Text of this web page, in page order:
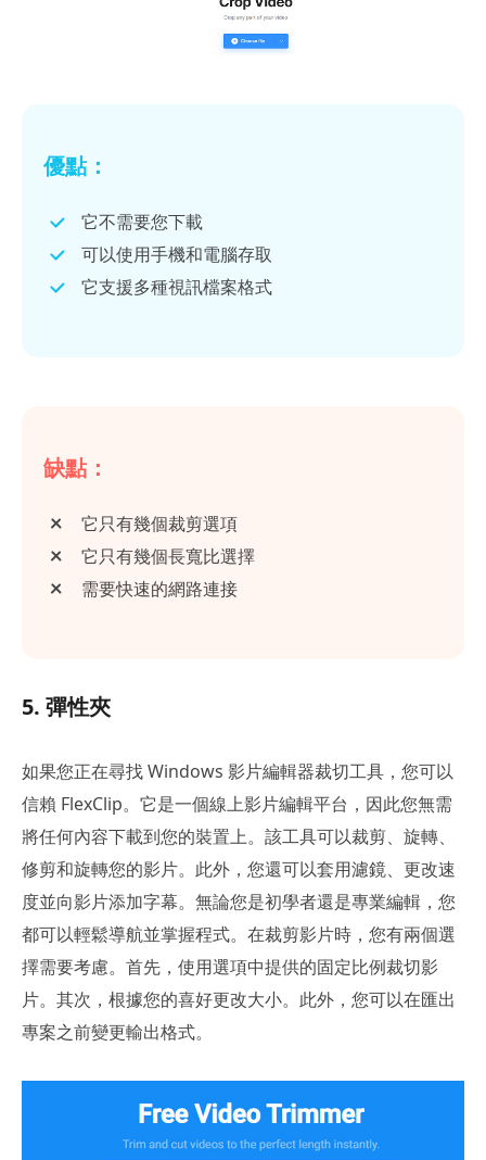
優點：
它不需要您下載
可以使用手機和電腦存取
它支援多種視訊檔案格式
缺點：
它只有幾個裁剪選項
它只有幾個長寬比選擇
需要快速的網路連接
5. 彈性夾
如果您正在尋找 Windows 影片編輯器裁切工具，您可以
信賴 FlexClip。它是一個線上影片編輯平台，因此您無需
將任何內容下載到您的裝置上。該工具可以裁剪、旋轉、
修剪和旋轉您的影片。此外，您還可以套用濾鏡、更改速
度並向影片添加字幕。無論您是初學者還是專業編輯，您
都可以輕鬆導航並掌握程式。在裁剪影片時，您有兩個選
擇需要考慮。首先，使用選項中提供的固定比例裁切影
片。其次，根據您的喜好更改大小。此外，您可以在匯出
專案之前變更輸出格式。